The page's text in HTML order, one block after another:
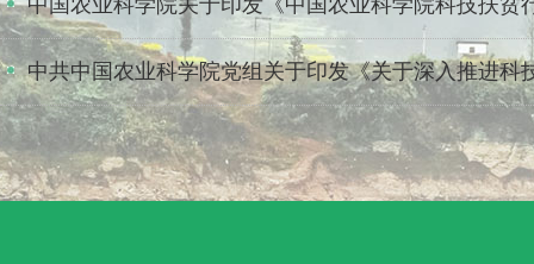
中国农业科学院关于印发《中国农业科学院科技扶贫
中共中国农业科学院党组关于印发《关于深入推进科